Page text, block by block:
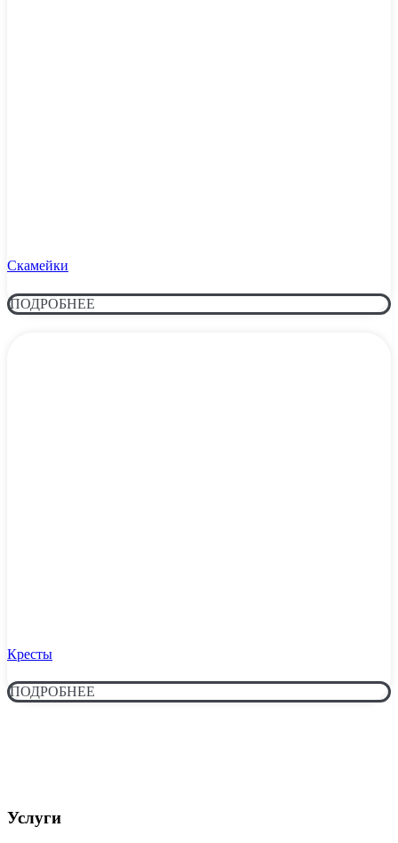
Скамейки
ПОДРОБНЕЕ
Кресты
ПОДРОБНЕЕ
Услуги